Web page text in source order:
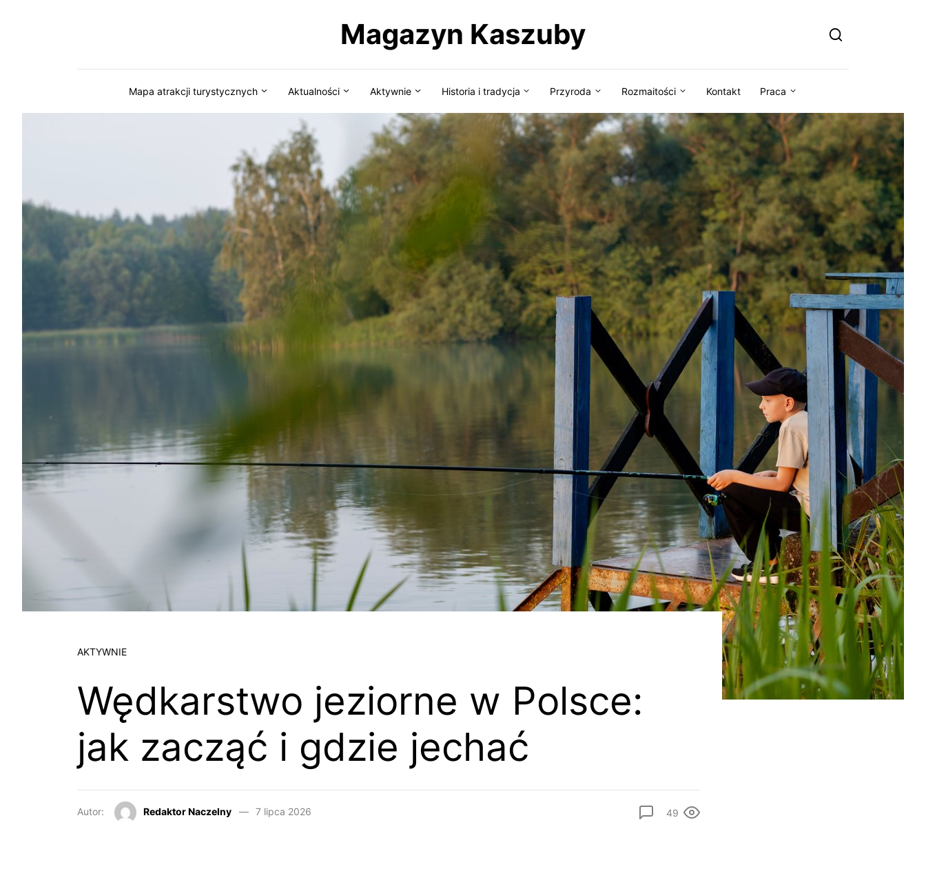
Magazyn Kaszuby
Mapa atrakcji turystycznych Aktualności Aktywnie Historia i tradycja Przyroda Rozmaitości Kontakt Praca
AKTYWNIE
Wędkarstwo jeziorne w Polsce:
jak zacząć i gdzie jechać
Autor: Redaktor Naczelny 7 lipca 2026 49